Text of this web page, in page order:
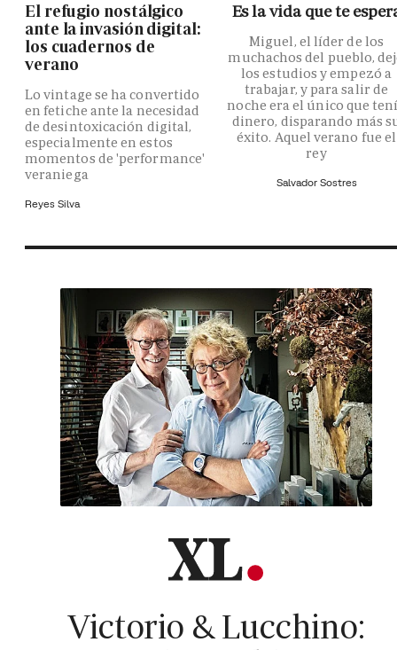
El refugio nostálgico
ante la invasión digital:
los cuadernos de
verano
Lo vintage se ha convertido
en fetiche ante la necesidad
de desintoxicación digital,
especialmente en estos
momentos de 'performance'
veraniega
Reyes Silva
Es la vida que te
Miguel, el líder de los
muchachos del pueblo,
los estudios y empezó a
trabajar, y para salir de
noche era el único que
dinero, disparando más
éxito. Aquel verano fue el
rey
Salvador Sostres
Victorio & Lucchino: